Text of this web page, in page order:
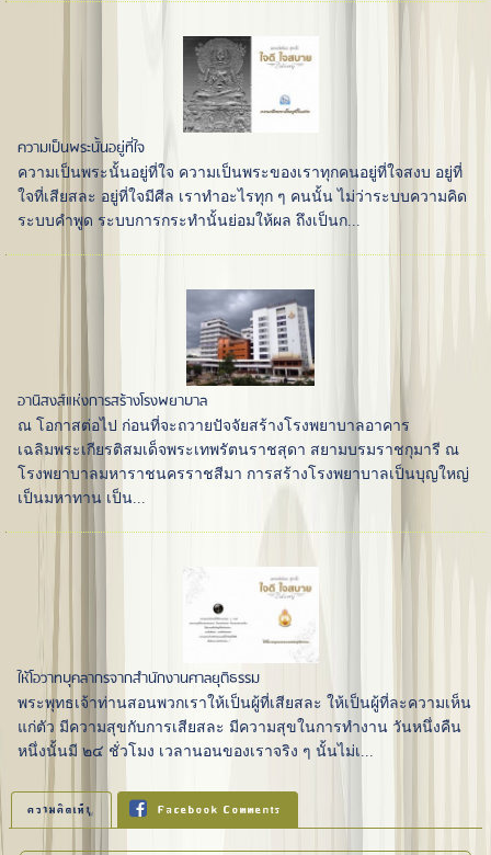
ความเป็นพระนั้นอยู่ที่ใจ
ความเป็นพระนั้นอยู่ที่ใจ ความเป็นพระของเราทุกคนอยู่ที่ใจสงบ อยู่ที่
ใจที่เสียสละ อยู่ที่ใจมีศีล เราทำอะไรทุก ๆ คนนั้น ไม่ว่าระบบความคิด
ระบบคำพูด ระบบการกระทำนั้นย่อมให้ผล ถึงเป็นก...
อานิสงส์แห่งการสร้างโรงพยาบาล
ณ โอกาสต่อไป ก่อนที่จะถวายปัจจัยสร้างโรงพยาบาลอาคาร
เฉลิมพระเกียรติสมเด็จพระเทพรัตนราชสุดา สยามบรมราชกุมารี ณ
โรงพยาบาลมหาราชนครราชสีมา การสร้างโรงพยาบาลเป็นบุญใหญ่
เป็นมหาทาน เป็น...
ให้โอวาทบุคลากรจากสำนักงานศาลยุติธรรม
พระพุทธเจ้าท่านสอนพวกเราให้เป็นผู้ที่เสียสละ ให้เป็นผู้ที่ละความเห็น
แก่ตัว มีความสุขกับการเสียสละ มีความสุขในการทำงาน วันหนึ่งคืน
หนึ่งนั้นมี ๒๔ ชั่วโมง เวลานอนของเราจริง ๆ นั้นไม่เ...
ความคิดเห็น Facebook Comments